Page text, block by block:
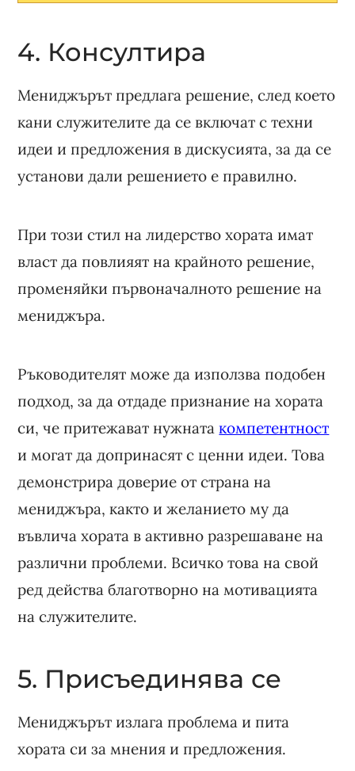
4. Консултира
Мениджърът предлага решение, след което
кани служителите да се включат с техни
идеи и предложения в дискусията, за да се
установи дали решението е правилно.
При този стил на лидерство хората имат
власт да повлияят на крайното решение,
променяйки първоначалното решение на
мениджъра.
Ръководителят може да използва подобен
подход, за да отдаде признание на хората
си, че притежават нужнатакомпетентност
и могат да допринасят с ценни идеи. Това
демонстрира доверие от страна на
мениджъра, както и желанието му да
въвлича хората в активно разрешаване на
различни проблеми. Всичко това на свой
ред действа благотворно на мотивацията
на служителите.
5. Присъединява се
Мениджърът излага проблема и пита
хората си за мнения и предложения.